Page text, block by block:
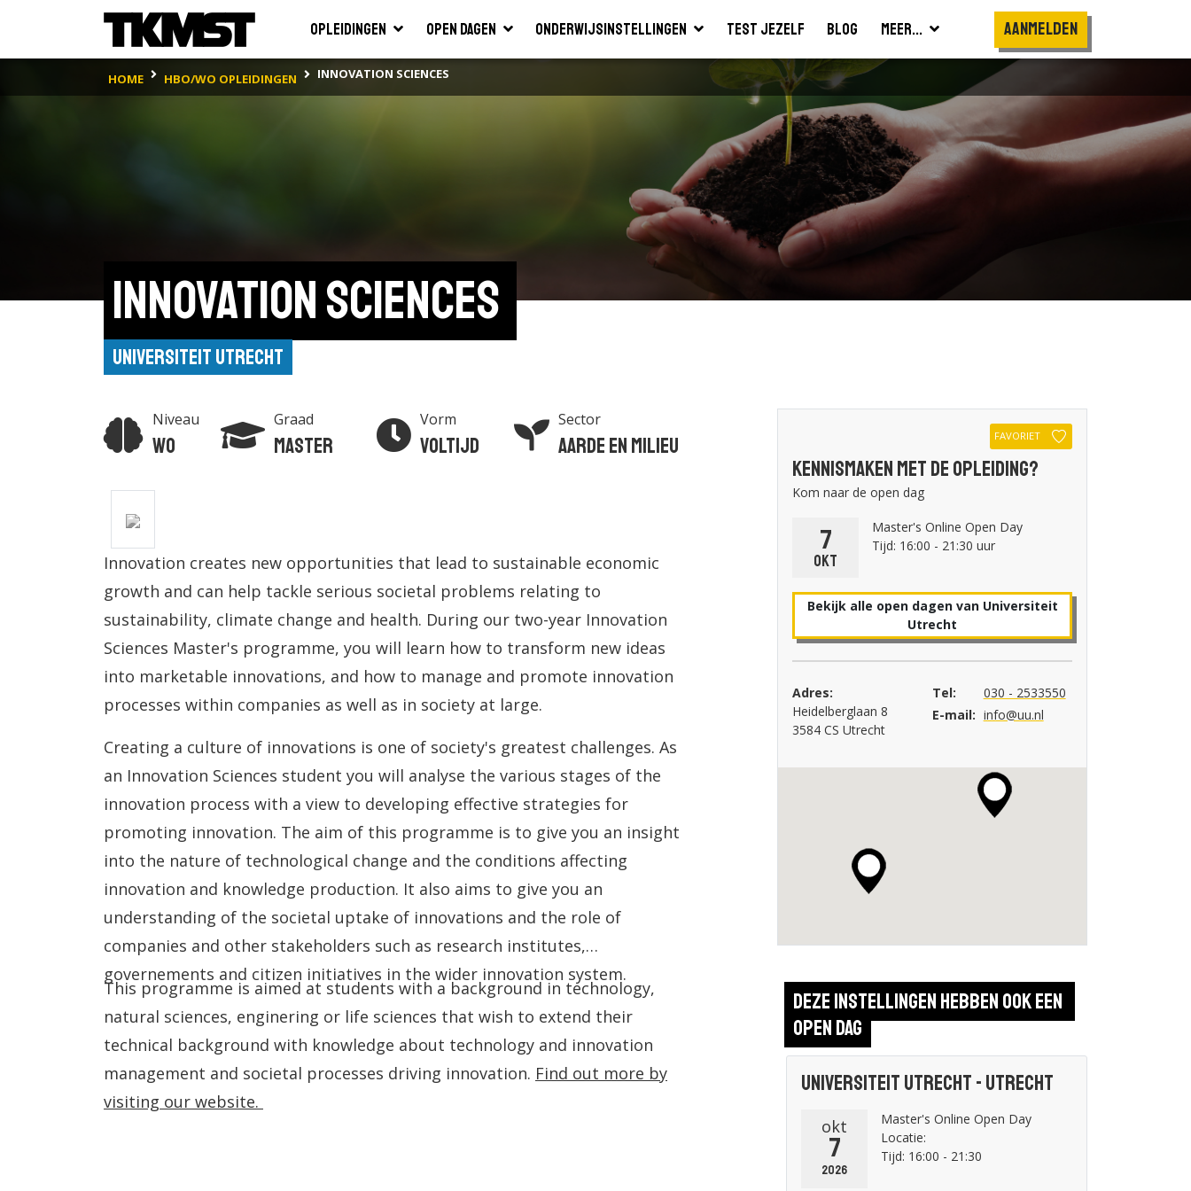
Opleidingen Open dagen Onderwijsinstellingen Test jezelf Blog Meer... Aanmelden
HOME HBO/WO OPLEIDINGEN INNOVATION SCIENCES
Innovation Sciences
Universiteit Utrecht
Niveau
Wo
Graad
Master
Vorm
Voltijd
Sector
Aarde en Milieu
Innovation creates new opportunities that lead to sustainable economic
growth and can help tackle serious societal problems relating to
sustainability, climate change and health. During our two-year Innovation
Sciences Master's programme, you will learn how to transform new ideas
into marketable innovations, and how to manage and promote innovation
processes within companies as well as in society at large.
Creating a culture of innovations is one of society's greatest challenges. As
an Innovation Sciences student you will analyse the various stages of the
innovation process with a view to developing effective strategies for
promoting innovation. The aim of this programme is to give you an insight
into the nature of technological change and the conditions affecting
innovation and knowledge production. It also aims to give you an
understanding of the societal uptake of innovations and the role of
companies and other stakeholders such as research institutes,
governements and citizen initiatives in the wider innovation system.
This programme is aimed at students with a background in technology,
natural sciences, enginering or life sciences that wish to extend their
technical background with knowledge about technology and innovation
management and societal processes driving innovation. Find out more by
visiting our website.
FAVORIET
Kennismaken met de opleiding?
Kom naar de open dag
7
okt
Master's Online Open Day
Tijd: 16:00 - 21:30 uur
Bekijk alle open dagen van Universiteit
Utrecht
Adres:
Heidelberglaan 8
3584 CS Utrecht
Tel:
030 - 2533550
E-mail: info@uu.nl
Deze instellingen hebben ook een
open dag
Universiteit Utrecht - Utrecht
okt
7
2026
Master's Online Open Day
Locatie:
Tijd: 16:00 - 21:30